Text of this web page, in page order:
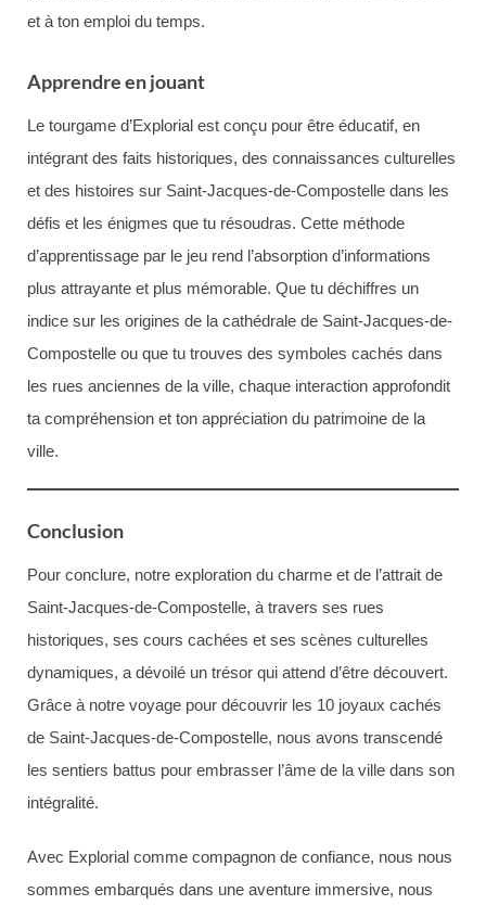
et à ton emploi du temps.
Apprendre en jouant
Le tourgame d’Explorial est conçu pour être éducatif, en
intégrant des faits historiques, des connaissances culturelles
et des histoires sur Saint-Jacques-de-Compostelle dans les
défis et les énigmes que tu résoudras. Cette méthode
d’apprentissage par le jeu rend l’absorption d’informations
plus attrayante et plus mémorable. Que tu déchiffres un
indice sur les origines de la cathédrale de Saint-Jacques-de-
Compostelle ou que tu trouves des symboles cachés dans
les rues anciennes de la ville, chaque interaction approfondit
ta compréhension et ton appréciation du patrimoine de la
ville.
Conclusion
Pour conclure, notre exploration du charme et de l’attrait de
Saint-Jacques-de-Compostelle, à travers ses rues
historiques, ses cours cachées et ses scènes culturelles
dynamiques, a dévoilé un trésor qui attend d’être découvert.
Grâce à notre voyage pour découvrir les 10 joyaux cachés
de Saint-Jacques-de-Compostelle, nous avons transcendé
les sentiers battus pour embrasser l’âme de la ville dans son
intégralité.
Avec Explorial comme compagnon de confiance, nous nous
sommes embarqués dans une aventure immersive, nous